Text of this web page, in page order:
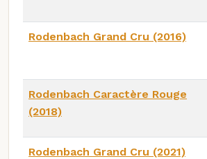
Rodenbach Grand Cru (2016)
Rodenbach Caractère Rouge
(2018)
Rodenbach Grand Cru (2021)